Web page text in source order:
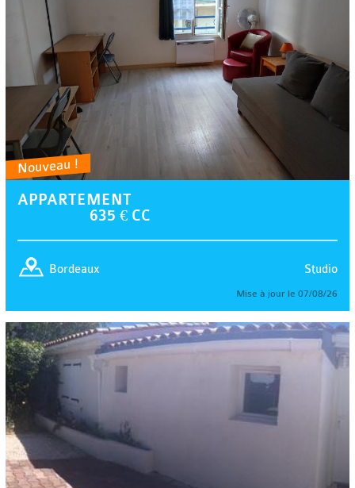
Nouveau !
APPARTEMENT
635 € CC
Studio
Bordeaux
Mise à jour le 07/08/26